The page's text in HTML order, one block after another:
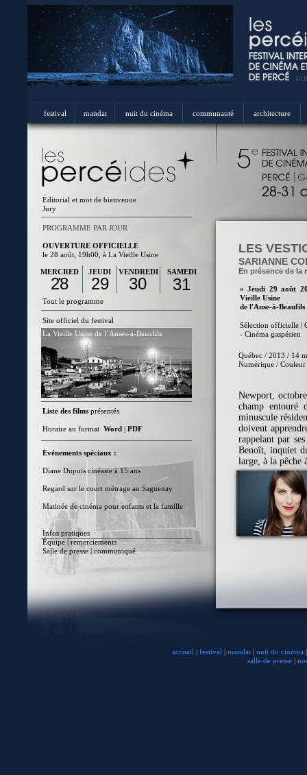
Sélection officielle |
- Cinéma gaspésien
Newport,
champ entouré
minuscule
doivent
rappelant par
Benoît, inquiet
large, à la pêche
Québec / 2013 / 14
Numérique / Couleur
»Jeudi 29 août
Vieille Usine
de l'Anse-à-Beaufils
LES
SARIANNE
En présence de la
SAMEDI
31
La Vieille Usine de l’Anses-à-Beaufils
Site officiel du festival
Événements spéciaux :
Diane Dupuis cinéaste à 15 ans
Regard sur le court métrage au Saguenay
Matinée de cinéma pour enfants et la famille
Infos pratiques
Équipe | remerciements
Salle de presse | communiqué
Liste des films présentés
Horaire au format Word | PDF
Tout le programme
PROGRAMME PAR JOUR
OUVERTURE OFFICIELLE
le 28 août, 19h00, à La Vieille Usine
Éditorial et mot de bienvenue
Jury
VENDREDI
JEUDI
MERCRED
I
30
29
28
festival mandat nuit du cinéma communauté architecture
accueil | festival | mandat | nuit du cinéma |
salle de presse |